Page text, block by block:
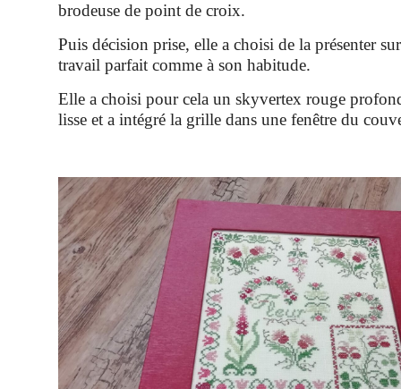
brodeuse de point de croix.
Puis décision prise, elle a choisi de la présenter
travail parfait comme à son habitude.
Elle a choisi pour cela un skyvertex rouge
lisse et a intégré la grille dans une fenêtre du